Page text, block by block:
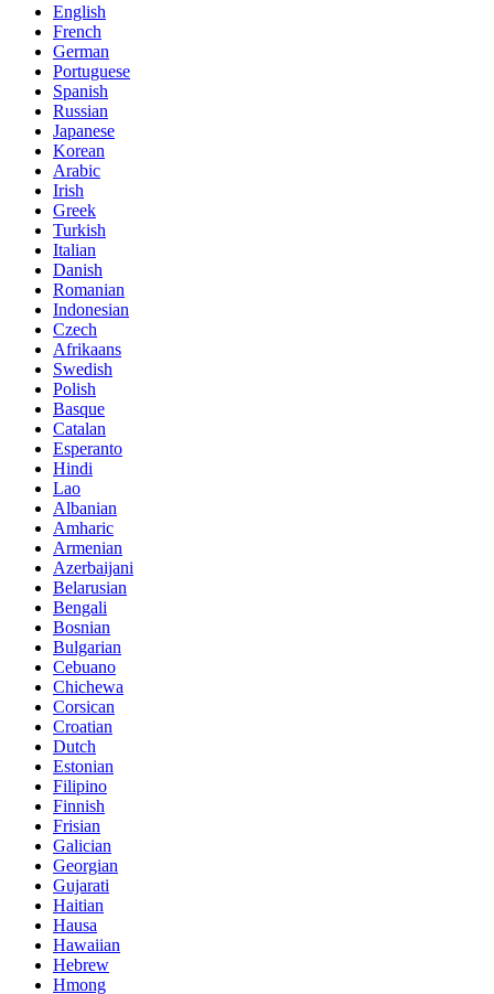
English
French
German
Portuguese
Spanish
Russian
Japanese
Korean
Arabic
Irish
Greek
Turkish
Italian
Danish
Romanian
Indonesian
Czech
Afrikaans
Swedish
Polish
Basque
Catalan
Esperanto
Hindi
Lao
Albanian
Amharic
Armenian
Azerbaijani
Belarusian
Bengali
Bosnian
Bulgarian
Cebuano
Chichewa
Corsican
Croatian
Dutch
Estonian
Filipino
Finnish
Frisian
Galician
Georgian
Gujarati
Haitian
Hausa
Hawaiian
Hebrew
Hmong